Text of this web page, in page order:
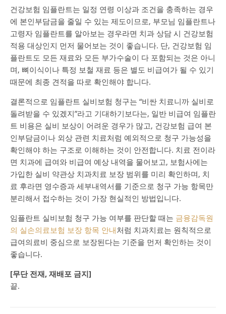
건강보험 임플란트는 일정 연령 이상과 조건을 충족하는 경우
에 본인부담금을 줄일 수 있는 제도이므로, 부모님 임플란트나
고령자 임플란트를 알아보는 경우라면 치과 상담 시 건강보험
적용 대상인지 먼저 물어보는 것이 좋습니다. 단, 건강보험 임
플란트도 모든 재료와 모든 부가수술이 다 포함되는 것은 아니
며, 뼈이식이나 특정 보철 재료 등은 별도 비급여가 될 수 있기
때문에 최종 견적을 따로 확인해야 합니다.
결론적으로 임플란트 실비보험 청구는 “비싼 치료니까 실비로
돌려받을 수 있겠지”라고 기대하기보다는, 일반 비급여 임플란
트 비용은 실비 보상이 어려운 경우가 많고, 건강보험 급여 본
인부담금이나 외상 관련 치료처럼 예외적으로 청구 가능성을
확인해야 하는 구조로 이해하는 것이 안전합니다. 치료 전이라
면 치과에 급여와 비급여 예상 내역을 물어보고, 보험사에는
가입한 실비 약관상 치과치료 보장 범위를 미리 확인하며, 치
료 후라면 영수증과 세부내역서를 기준으로 청구 가능 항목만
분리해서 접수하는 것이 가장 현실적인 방법입니다.
임플란트 실비보험 청구 가능 여부를 판단할 때는 금융감독원
의 실손의료보험 보장 항목 안내처럼 치과치료는 원칙적으로
급여의료비 중심으로 보장된다는 기준을 먼저 확인하는 것이
좋습니다.
[무단 전재, 재배포 금지]
끝.